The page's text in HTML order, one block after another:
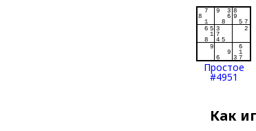
Простое
#4951
Как